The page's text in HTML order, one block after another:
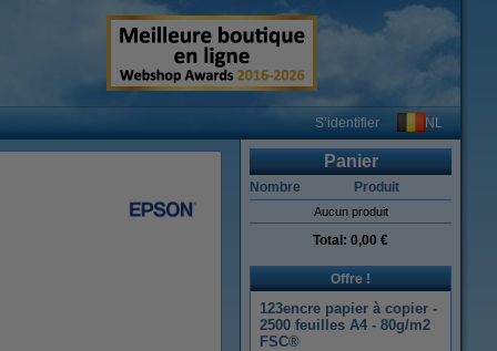
S’identifier NL
Panier
Nombre Produit
Aucun produit
Total: 0,00 €
Offre !
123encre papier à copier -
2500 feuilles A4 - 80g/m2
FSC®